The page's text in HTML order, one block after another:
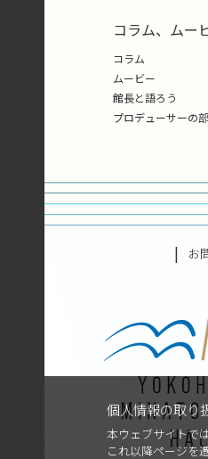
個人情報の取り
本ウェブサイトで
これ以降ページを
コラム、ムー
コラム
ムービー
館長と語ろう
プロデューサーの
お